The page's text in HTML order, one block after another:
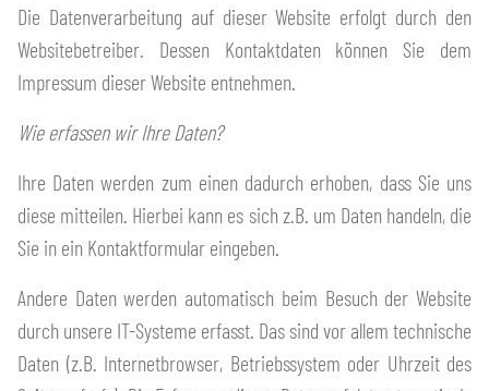
Die Datenverarbeitung auf dieser Website erfolgt durch den
Websitebetreiber. Dessen Kontaktdaten können Sie dem
Impressum dieser Website entnehmen.
Wie erfassen wir Ihre Daten?
Ihre Daten werden zum einen dadurch erhoben, dass Sie uns
diese mitteilen. Hierbei kann es sich z.B. um Daten handeln, die
Sie in ein Kontaktformular eingeben.
Andere Daten werden automatisch beim Besuch der Website
durch unsere IT-Systeme erfasst. Das sind vor allem technische
Daten (z.B. Internetbrowser, Betriebssystem oder Uhrzeit des